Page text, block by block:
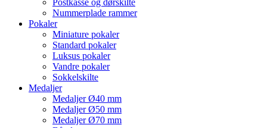
Nummerplade rammer
Pokaler
Miniature pokaler
Standard pokaler
Luksus pokaler
Vandre pokaler
Sokkelskilte
Medaljer
Medaljer Ø40 mm
Medaljer Ø50 mm
Medaljer Ø70 mm